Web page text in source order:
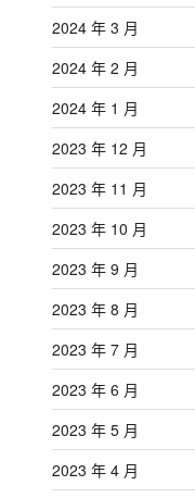
2024 年 3 月
2024 年 2 月
2024 年 1 月
2023 年 12 月
2023 年 11 月
2023 年 10 月
2023 年 9 月
2023 年 8 月
2023 年 7 月
2023 年 6 月
2023 年 5 月
2023 年 4 月